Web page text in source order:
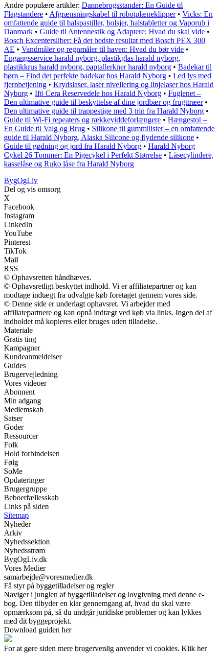
Andre populære artikler: Dannebrogsstander: En Guide til
Flagstandere • Afgrænsningskabel til robotplæneklipper• Vicks: En
omfattende guide til halspastiller, bolsjer, halstabletter og Vaporub i
Danmark • Guide til Antennestik og Adaptere: Hvad du skal vide •
Bosch Excentersliber: Få det bedste resultat med Bosch PEX 300
AE • Vandmåler og regnmåler til haven: Hvad du bør vide •
Engangsservice harald nyborg, plastikglas harald nyborg,
plastikkrus harald nyborg, paptallerkner harald nyborg • Badekar til
børn – Find det perfekte badekar hos Harald Nyborg • Led lys med
fjernbetjening • Krydslaser, laser nivellering og linjelaser hos Harald
Nyborg • Ifö Cera Reservedele hos Harald Nyborg • Fuglenet –
Den ultimative guide til beskyttelse af dine jordbær og frugttræer•
Den ultimative guide til trappestige med 3 trin fra Harald Nyborg •
Guide til Wi-Fi repeaters og rækkeviddeforlængere • Hængestol –
En Guide til Valg og Brug • Silikone til gummilister – en omfattende
guide til Harald Nyborg, Alaska Silicone og flydende silikone •
Guide til gødning og jord fra Harald Nyborg • Harald Nyborg
Cykel 26 Tommer: En Pigecykel i Perfekt Størrelse • Låsecylindere,
kasselåse og Ruko låse fra Harald Nyborg
BygOgLiv
Del og vis omsorg
X
Facebook
Instagram
LinkedIn
YouTube
Pinterest
TikTok
Mail
RSS
© Ophavsretten håndhæves.
© Ophavsretligt beskyttet indhold. Vi er affiliatepartner og kan
modtage indtægt fra udvalgte køb foretaget gennem vores side.
© Denne side er underlagt ophavsret. Vi arbejder med
affiliatepartnere og kan opnå indtægt ved køb via links. Ingen del af
indholdet må kopieres eller bruges uden tilladelse.
Materiale
Gratis ting
Kampagner
Kundeanmeldelser
Guides
Brugervejledning
Vores videoer
Abonnent
Min adgang
Medlemskab
Satser
Goder
Ressourcer
Folk
Hold forbindelsen
Følg
SoMe
Opdateringer
Brugergruppe
Beboerfællesskab
Links på siden
Sitemap
Nyheder
Arkiv
Nyhedssektion
Nyhedsstrøm
BygOgLiv.dk
Vores Medier
samarbejde@voresmedier.dk
Få styr på byggetilladelser og regler
Naviger i junglen af byggetilladelser og lovgivning med denne e-
bog. Den tilbyder en klar gennemgang af, hvad du skal være
opmærksom på, så du undgår juridiske problemer og kan lykkes
med dit byggeprojekt.
Download guiden her
For at gøre siden mere brugervenlig anvender vi cookies. Klik her